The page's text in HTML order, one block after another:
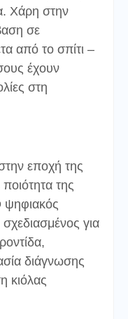
Χάρη στην
σε
από το σπίτι –
έχουν
στη
εποχή της
της
ψηφιακός
για
διάγνωσης
κιόλας